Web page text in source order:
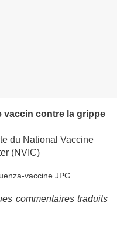
vaccin contre la grippe
du National Vaccine
(NVIC)
commentaires traduits